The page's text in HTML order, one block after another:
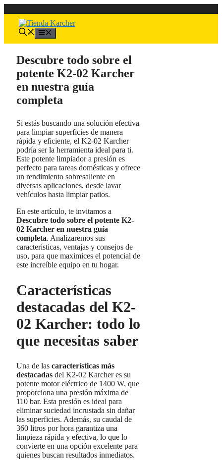
al
contenido
Descubre todo sobre el
potente K2-02 Karcher
en nuestra guía
completa
Si estás buscando una solución efectiva
para limpiar superficies de manera
rápida y eficiente, el K2-02 Karcher
podría ser la herramienta ideal para ti.
Este potente limpiador a presión es
perfecto para tareas domésticas y ofrece
un rendimiento sobresaliente en
diversas aplicaciones, desde lavar
vehículos hasta limpiar patios.
En este artículo, te invitamos a
Descubre todo sobre el potente K2-
02 Karcher en nuestra guía
completa. Analizaremos sus
características, ventajas y consejos de
uso, para que maximices el potencial de
este increíble equipo en tu hogar.
Características
destacadas del K2-
02 Karcher: todo lo
que necesitas saber
Una de las características más
destacadas del K2-02 Karcher es su
potente motor eléctrico de 1400 W, que
proporciona una presión máxima de
110 bar. Esta presión es ideal para
eliminar suciedad incrustada sin dañar
las superficies. Además, su caudal de
360 litros por hora garantiza una
limpieza rápida y efectiva, lo que lo
convierte en una opción excelente para
quienes buscan resultados inmediatos.